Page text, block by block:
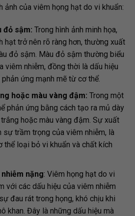
ảnh của viêm họng hạt do vi khuẩn:
đỏ sậm: Trong hình ảnh minh họa,
hạt trở nên rõ ràng hơn, thường xuất
đỏ sậm. Màu đỏ sậm thường biểu
viêm nhiễm, đồng thời là dấu hiệu
ứng mạnh mẽ từ cơ thể.
hoặc màu vàng đậm: Trong một
phản ứng bằng cách tạo ra mủ dày
hoặc màu vàng đậm. Sự xuất
sự trầm trọng của viêm nhiễm, là
thể loại bỏ vi khuẩn và chất kích
nặng: Viêm họng hạt do vi
với các dấu hiệu của viêm nhiễm
đau rát trong họng, khó chịu khi
khan. Đây là những dấu hiệu mà